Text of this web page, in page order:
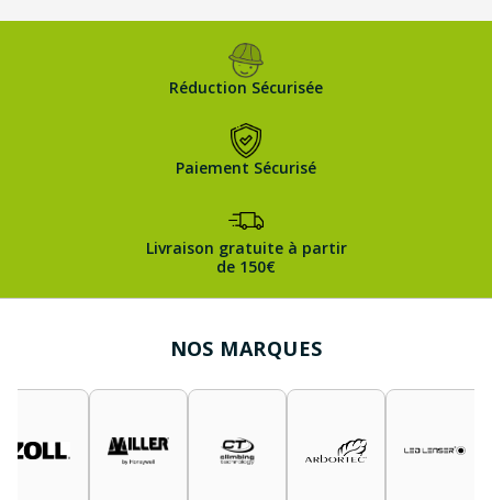
Réduction Sécurisée
Paiement Sécurisé
Livraison gratuite à partir
de 150€
NOS MARQUES